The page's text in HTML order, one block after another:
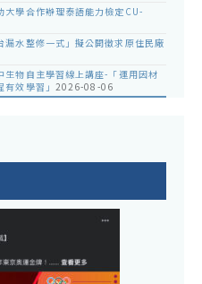
大學合作辦理泰語能力檢定CU-
漏水整修一式」擬公開徵求原住民廠
生物自主學習線上講座-「運用因材
效學習」 2026-08-06